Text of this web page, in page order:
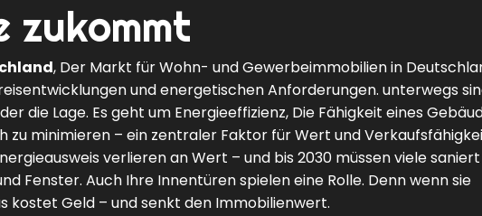
zukommt
, Der Markt für Wohn- und Gewerbeimmobilien in
und energetischen Anforderungen. unterwegs
die Lage. Es geht um Energieeffizienz, Die Fähigkeit eines
zu minimieren – ein zentraler Faktor für Wert und
verlieren an Wert – und bis 2030 müssen viele saniert
Fenster. Auch Ihre Innentüren spielen eine Rolle. Denn wenn sie
kostet Geld – und senkt den Immobilienwert.